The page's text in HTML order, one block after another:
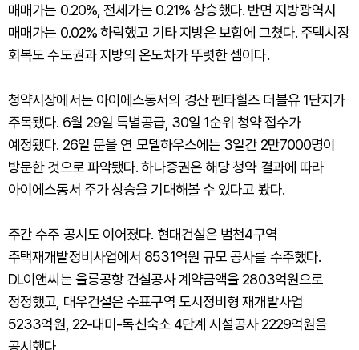
매매가는 0.20%, 전세가는 0.21% 상승했다. 반면 지방광역시
매매가는 0.02% 하락했고 기타 지방은 보합에 그쳤다. 주택시장
회복도 수도권과 지방의 온도차가 뚜렷한 셈이다.
청약시장에서는 아이에스동서의 경산 펜타힐즈 더블유 1단지가
주목됐다. 6월 29일 특별공급, 30일 1순위 청약 접수가
예정됐다. 26일 문을 연 모델하우스에는 3일간 2만7000명이
방문한 것으로 파악됐다. 하나증권은 해당 청약 결과에 따라
아이에스동서 주가 상승을 기대해볼 수 있다고 봤다.
주간 수주 공시도 이어졌다. 현대건설은 범천4구역
주택재개발정비사업에서 8531억원 규모 공사를 수주했다.
DL이앤씨는 울릉공항 건설공사 계약금액을 2803억원으로
정정했고, 대우건설은 수표구역 도시정비형 재개발사업
5233억원, 22-대미-독신숙소 4단계 시설공사 2229억원을
공시했다.